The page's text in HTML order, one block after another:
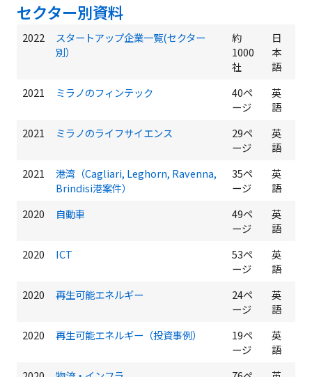
セクター別資料
2022
スタートアップ企業一覧(セクター
別）
約
1000
社
日
本
語
2021
ミラノのフィンテック
40ペ
ージ
英
語
2021
ミラノのライフサイエンス
29ペ
ージ
英
語
2021
港湾（Cagliari, Leghorn, Ravenna,
Brindisi港案件）
35ペ
ージ
英
語
2020
自動車
49ペ
ージ
英
語
2020
ICT
53ペ
ージ
英
語
2020
再生可能エネルギー
24ペ
ージ
英
語
2020
再生可能エネルギー（投資事例）
19ペ
ージ
英
語